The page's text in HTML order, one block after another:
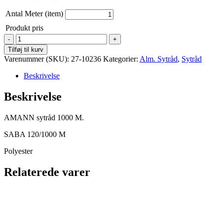
Antal Meter (item)
Produkt pris
AMANN
Sytråd
-
1000
M
Sort
antal
Tilføj til kurv
Varenummer (SKU): 27-10236 Kategorier: Alm. Sytråd, Sytråd
Beskrivelse
Beskrivelse
AMANN sytråd 1000 M.
SABA 120/1000 M
Polyester
Relaterede varer